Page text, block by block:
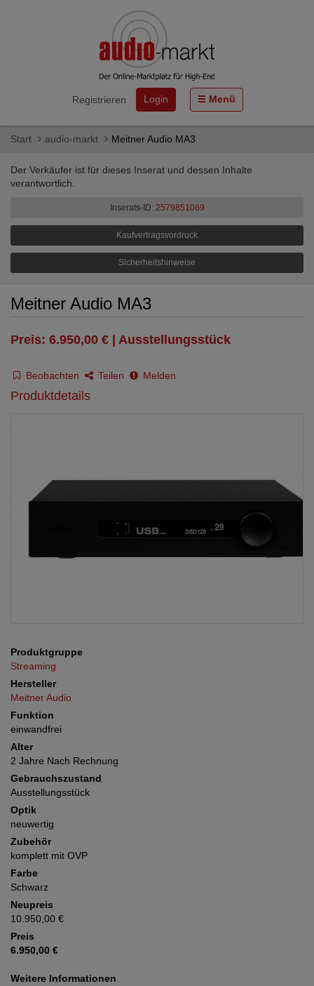
Registrieren Login Menü
Start audio-markt Meitner Audio MA3
Der Verkäufer ist für dieses Inserat und dessen Inhalte
verantwortlich.
Inserats-ID: 2579851069
Kaufvertragsvordruck
Sicherheitshinweise
Meitner Audio MA3
Preis: 6.950,00 € | Ausstellungsstück
Beobachten Teilen Melden
Produktdetails
Produktgruppe
Streaming
Hersteller
Meitner Audio
Funktion
einwandfrei
Alter
2 Jahre Nach Rechnung
Gebrauchszustand
Ausstellungsstück
Optik
neuwertig
Zubehör
komplett mit OVP
Farbe
Schwarz
Neupreis
10.950,00 €
Preis
6.950,00 €
Weitere Informationen